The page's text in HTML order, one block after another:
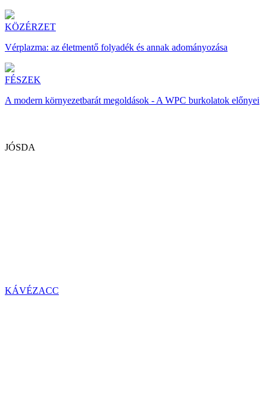
KÖZÉRZET
Vérplazma: az életmentő folyadék és annak adományozása
FÉSZEK
A modern környezetbarát megoldások - A WPC burkolatok előnyei
JÓSDA
KÁVÉZACC